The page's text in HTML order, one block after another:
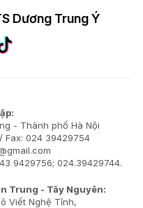
Dương Trung Ý
- Thành phố Hà Nội
Fax: 024 39429754
9429756; 024.39429744.
Trung - Tây Nguyên:
Viết Nghệ Tĩnh,